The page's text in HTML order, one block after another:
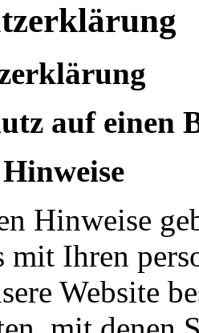
auf einen
Hinweise
mit Ihren
Website